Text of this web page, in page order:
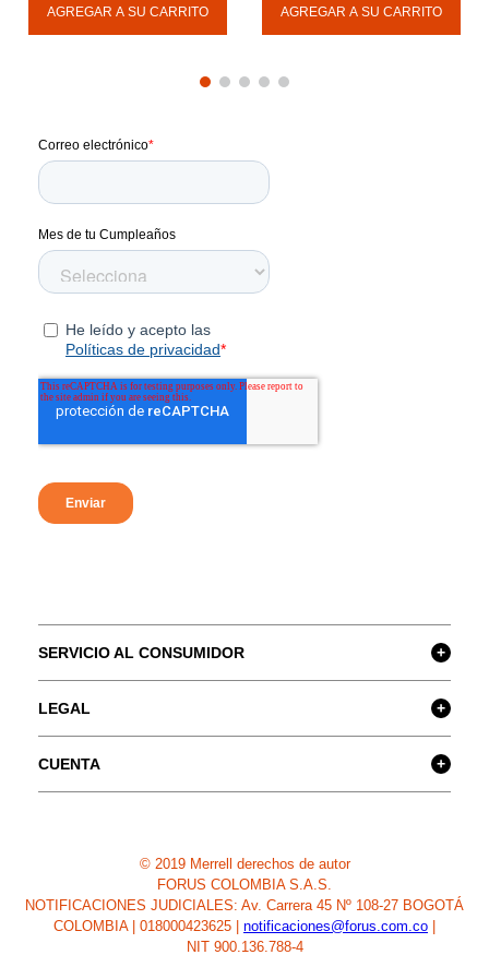
SERVICIO AL CONSUMIDOR +
LEGAL +
CUENTA +
© 2019 Merrell derechos de autor
FORUS COLOMBIA S.A.S.
NOTIFICACIONES JUDICIALES: Av. Carrera 45 Nº 108-27 BOGOTÁ
COLOMBIA | 018000423625 | notificaciones@forus.com.co
NIT 900.136.788-4